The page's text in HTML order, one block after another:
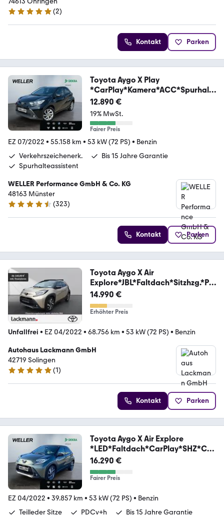
5 Sterne
(2)
Kontakt Parken
Toyota Aygo X Play
*CarPlay*Kamera*ACC*Spurhalt
eass*DAB
12.890 €
19% MwSt.
Fairer Preis
EZ 07/2022 • 55.158 km • 53 kW (72 PS) • Benzin
Verkehrszeichenerk.
Bis 15 Jahre Garantie
Spurhalteassistent
WELLER Performance GmbH & Co. KG
48163 Münster
4.3 Sterne
(323)
Kontakt Parken
Toyota Aygo X Air
Explore*JBL*Faltdach*Sitzhzg.*PD
C v+h
14.990 €
Erhöhter Preis
Unfallfrei • EZ 04/2022 • 68.756 km • 53 kW (72 PS) • Benzin
Autohaus Lackmann GmbH
42719 Solingen
5 Sterne
(1)
Kontakt Parken
Toyota Aygo X Air Explore
*LED*Faltdach*CarPlay*SHZ*CA
M
16.290 €
Fairer Preis
EZ 04/2022 • 39.857 km • 53 kW (72 PS) • Benzin
Teilleder Sitze
PDCv+h Bis 15 Jahre Garantie